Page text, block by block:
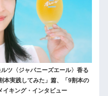
ツ〈ジャパニーズエール〉香る
本実践してみた」篇、「9割本の
イキング・インタビュー